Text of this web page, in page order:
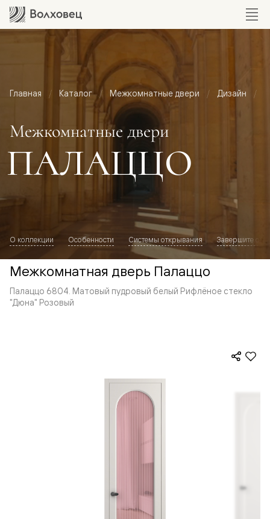
Главная Каталог Межкомнатные двери Дизайн
Межкомнатные двери
ПАЛАЦЦО
О коллекции Особенности Системы открывания Завершите
Межкомнатная дверь Палаццо
Палаццо 6804. Матовый пудровый белый Рифлёное стекло
"Дюна" Розовый